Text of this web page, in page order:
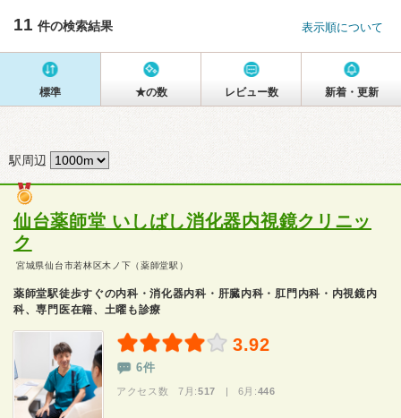
11 件の検索結果 表示順について
標準 ★の数 レビュー数 新着・更新
駅周辺
仙台薬師堂 いしばし消化器内視鏡クリニッ
ク
宮城県仙台市若林区木ノ下（薬師堂駅）
薬師堂駅徒歩すぐの内科・消化器内科・肝臓内科・肛門内科・内視鏡内
科、専門医在籍、土曜も診療
3.92
6件
アクセス数 7月:517 | 6月:446